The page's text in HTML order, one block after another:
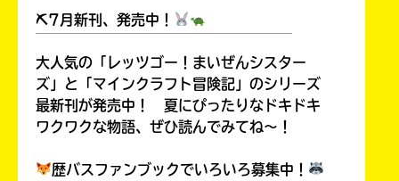
⛏7月新刊、発売中！
大人気の「レッツゴー！まいぜんシスター
ズ」と「マインクラフト冒険記」のシリーズ
最新刊が発売中！ 夏にぴったりなドキドキ
ワクワクな物語、ぜひ読んでみてね～！
歴バスファンブックでいろいろ募集中！